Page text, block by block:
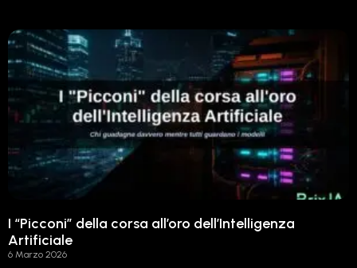
I “Picconi” della corsa all’oro dell’Intelligenza
Artificiale
6 Marzo 2026